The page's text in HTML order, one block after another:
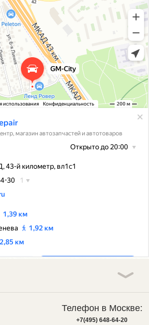
Телефон в Москве:
+7(495) 648-64-20